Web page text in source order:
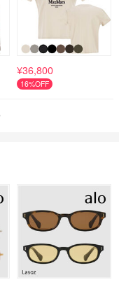
¥36,800
16%OFF